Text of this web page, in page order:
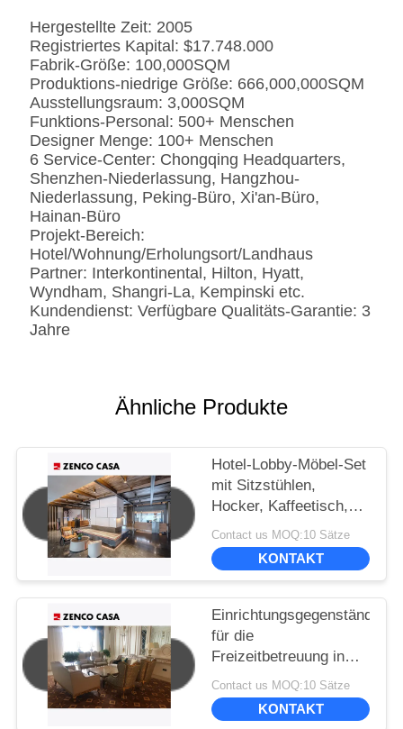
Hergestellte Zeit: 2005
Registriertes Kapital: $17.748.000
Fabrik-Größe: 100,000SQM
Produktions-niedrige Größe: 666,000,000SQM
Ausstellungsraum: 3,000SQM
Funktions-Personal: 500+ Menschen
Designer Menge: 100+ Menschen
6 Service-Center: Chongqing Headquarters,
Shenzhen-Niederlassung, Hangzhou-
Niederlassung, Peking-Büro, Xi'an-Büro,
Hainan-Büro
Projekt-Bereich:
Hotel/Wohnung/Erholungsort/Landhaus
Partner: Interkontinental, Hilton, Hyatt,
Wyndham, Shangri-La, Kempinski etc.
Kundendienst: Verfügbare Qualitäts-Garantie: 3
Jahre
Ähnliche Produkte
Hotel-Lobby-Möbel-Set
mit Sitzstühlen,
Hocker, Kaffeetisch,
Sofa-Kissen
Contact us MOQ:10 Sätze
KONTAKT
Einrichtungsgegenstände
für die
Freizeitbetreuung in
der Hotelhalle im
europäischen Stil
einschließlich Sofa
Contact us MOQ:10 Sätze
KONTAKT